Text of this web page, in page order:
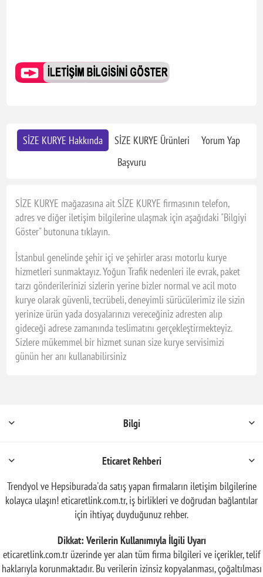
SİZE KURYE Hakkında SİZE KURYE Ürünleri
Yorum Yap
Başvuru
SİZE KURYE mağazasına ait SİZE KURYE firmasının telefon,
adres ve diğer iletişim bilgilerine ulaşmak için aşağıdaki "Bilgiyi
Göster" butonuna tıklayın.
İstanbul genelinde şehir içi ve şehirler arası motorlu kurye
hizmetleri sunmaktayız. Yoğun Trafik nedenleri ile evrak, paket
tarzı gönderilerinizi sizlerin yerine bizler normal ve acil moto
kurye olarak güvenli, tecrübeli, deneyimli sürücülerimiz ile sizin
yerinize ürün yada dosyalarınızı vereceğiniz adresten alıp
gideceği adrese zamanında teslimatını gerçekleştirmekteyiz.
Sizlere mükemmel bir hizmet sunan size kurye servisimizi
günün her anı kullanabilirsiniz
Bilgi
Eticaret Rehberi
Trendyol ve Hepsiburada'da satış yapan firmaların iletişim bilgilerine
kolayca ulaşın! eticaretlink.com.tr, iş birlikleri ve doğrudan bağlantılar
için ihtiyaç duyduğunuz rehber.
Dikkat: Verilerin Kullanımıyla İlgili Uyarı
eticaretlink.com.tr üzerinde yer alan tüm firma bilgileri ve içerikler, telif
haklarıyla korunmaktadır. Bu verilerin izinsiz kopyalanması, çoğaltılması